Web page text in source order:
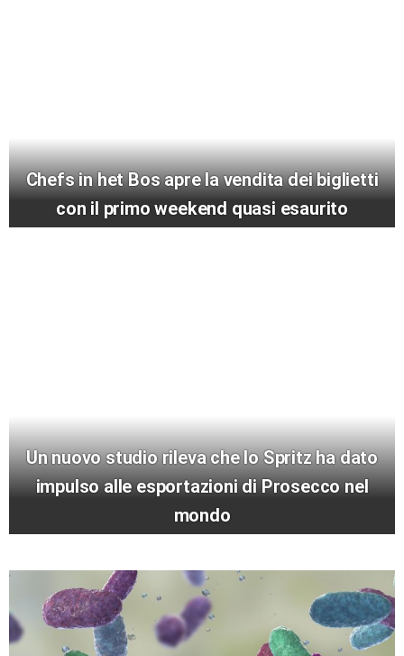
Chefs in het Bos apre la vendita dei biglietti
con il primo weekend quasi esaurito
Un nuovo studio rileva che lo Spritz ha dato
impulso alle esportazioni di Prosecco nel
mondo